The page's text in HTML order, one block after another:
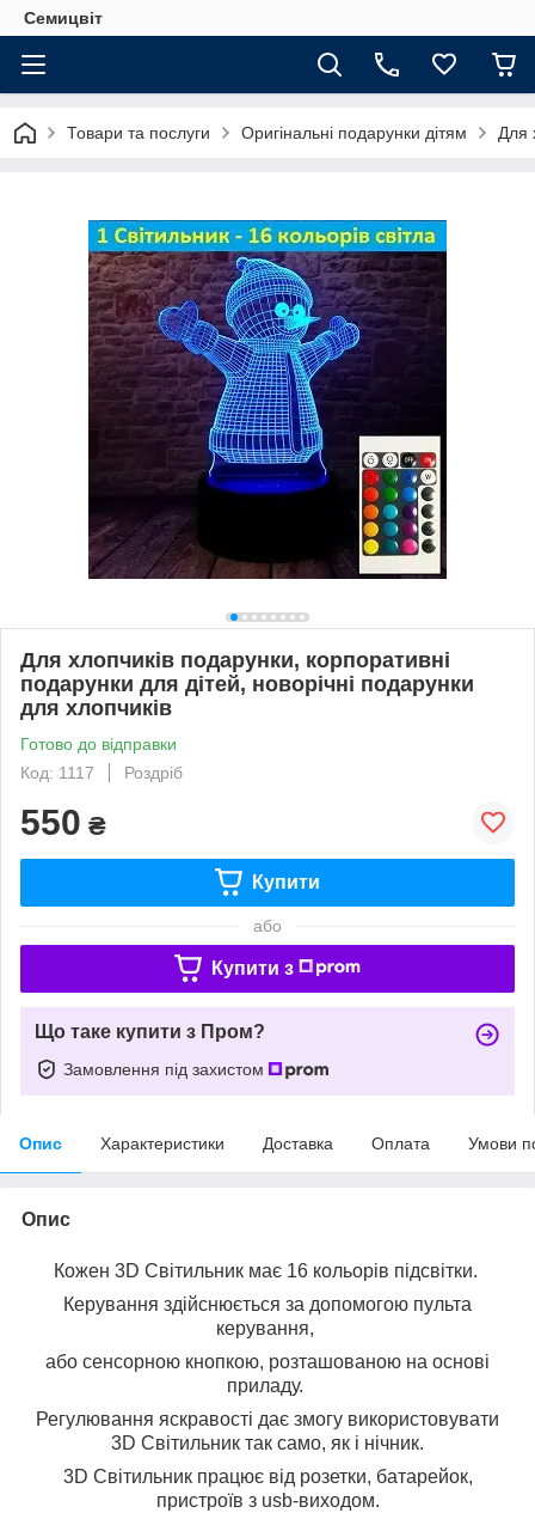
Семицвіт
Товари та послуги Оригінальні подарунки дітям Для
Для хлопчиків подарунки, корпоративні
подарунки для дітей, новорічні подарунки
для хлопчиків
Готово до відправки
Код: 1117
Роздріб
550 ₴
Купити
або
Купити з
Що таке купити з Пром?
Замовлення під захистом
Опис Характеристики Доставка Оплата Умови
Опис
Кожен 3D Світильник має 16 кольорів підсвітки.
Керування здійснюється за допомогою пульта
керування,
або сенсорною кнопкою, розташованою на основі
приладу.
Регулювання яскравості дає змогу використовувати
3D Світильник так само, як і нічник.
3D Світильник працює від розетки, батарейок,
пристроїв з usb-виходом.